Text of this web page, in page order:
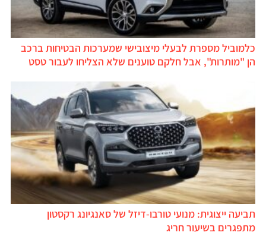
כלמוביל מספרת לבעלי מיצובישי שמערכות הבטיחות ברכב
הן "מותרות", אבל חלקם טוענים שלא הצליחו לעבור טסט
תביעה ייצוגית: מנועי טורבו-דיזל של סאנגיונג רקסטון
מתפגרים בשיעור חריג